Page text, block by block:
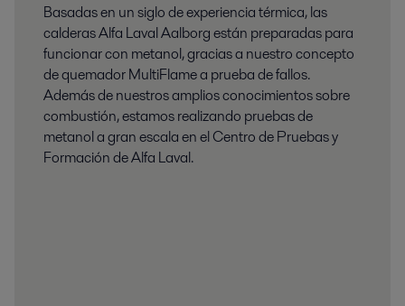
Basadas en un siglo de experiencia térmica, las
calderas Alfa Laval Aalborg están preparadas para
funcionar con metanol, gracias a nuestro concepto
de quemador MultiFlame a prueba de fallos.
Además de nuestros amplios conocimientos sobre
combustión, estamos realizando pruebas de
metanol a gran escala en el Centro de Pruebas y
Formación de Alfa Laval.